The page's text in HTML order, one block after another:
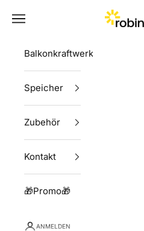
Robinsun
Menü
Balkonkraftwerke
Speicher
Zubehör
Kontakt
🎁Promo🎁
ANMELDEN